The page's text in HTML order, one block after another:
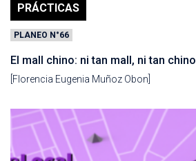
PRÁCTICAS
PLANEO N°66
El mall chino: ni tan mall, ni tan chino
[Florencia Eugenia Muñoz Obon]